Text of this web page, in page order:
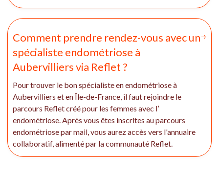
Comment prendre rendez-vous avec un
spécialiste endométriose à
Aubervilliers via Reflet ?
Pour trouver le bon spécialiste en endométriose à
Aubervilliers et en Île-de-France, il faut rejoindre le
parcours Reflet créé pour les femmes avec l’
endométriose. Après vous êtes inscrites au parcours
endométriose par mail, vous aurez accès vers l'annuaire
collaboratif, alimenté par la communauté Reflet.